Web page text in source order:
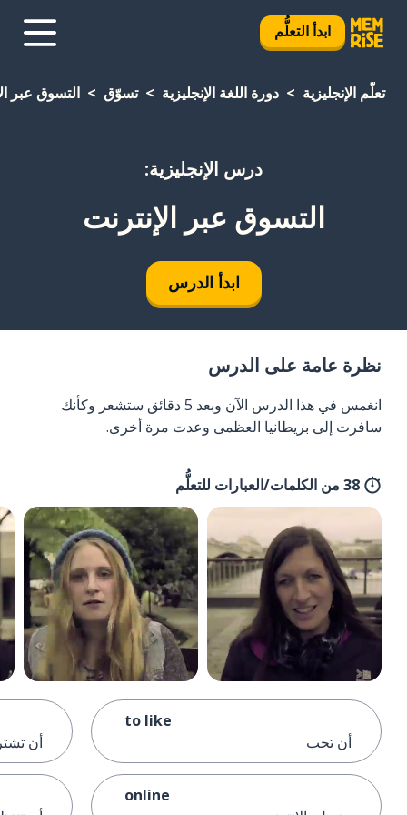
ابدأ التعلُّم
تعلَّم الإنجليزية دورة اللغة الإنجليزية تسوّق التسوق عبر
درس الإنجليزية:
التسوق عبر الإنترنت
ابدأ الدرس
نظرة عامة على الدرس
انغمس في هذا الدرس الآن وبعد 5 دقائق ستشعر وكأنك
سافرت إلى بريطانيا العظمى وعدت مرة أخرى.
38 من الكلمات/العبارات للتعلُّم
to like
أن تحب
online
أن